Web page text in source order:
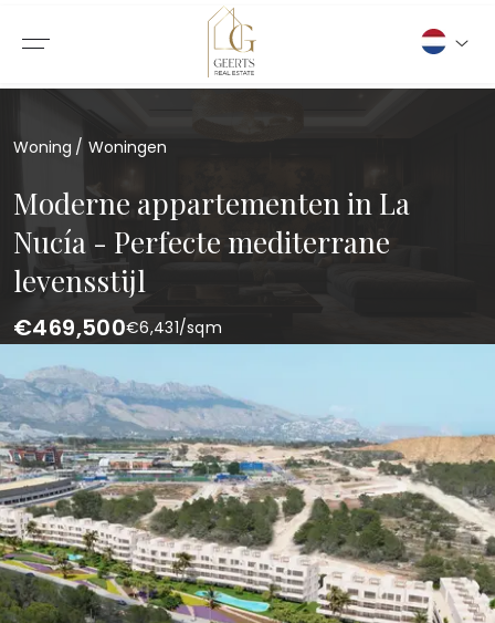
Woning Woningen
Moderne appartementen in La
Nucía - Perfecte mediterrane
levensstijl
€469,500€6,431/sqm